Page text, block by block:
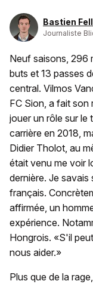
Bastien
Journaliste
Neuf saisons, 296
buts et 13 passes
central. Vilmos
FC Sion, a fait son
jouer un rôle sur le
carrière en 2018,
Didier Tholot, au
était venu me voir
dernière. Je
français.
affirmée, un
expérience.
Hongrois. «S'il
nous aider.»
Plus que de la